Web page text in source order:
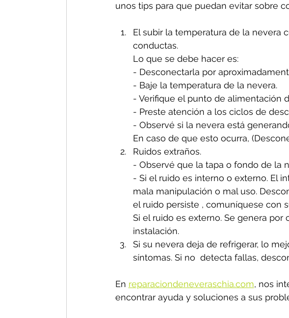
unos tips para que puedan evitar sobre
El subir la temperatura de la nevera
conductas.
Lo que se debe hacer es:
- Desconectarla por
- Baje la temperatura de la nevera.
- Verifique el punto de alimentación
- Preste atención a los ciclos de
- Observé si la nevera está
En caso de que esto ocurra,
Ruidos extraños.
- Observé que la tapa o fondo de la
- Si el ruido es interno o externo. El
mala manipulación o mal uso.
el ruido persiste , comuníquese con
Si el ruido es externo. Se genera
instalación.
Si su nevera deja de refrigerar, lo
síntomas. Si no  detecta fallas,
En reparaciondeneveraschia.com, nos
encontrar ayuda y soluciones a sus